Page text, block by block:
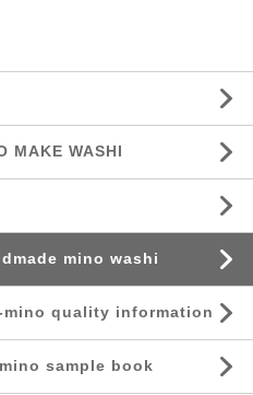
MAKE WASHI
mino washi
mino quality information
sample book